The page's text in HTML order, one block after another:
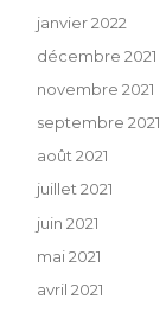
janvier 2022
décembre 2021
novembre 2021
septembre 2021
août 2021
juillet 2021
juin 2021
mai 2021
avril 2021